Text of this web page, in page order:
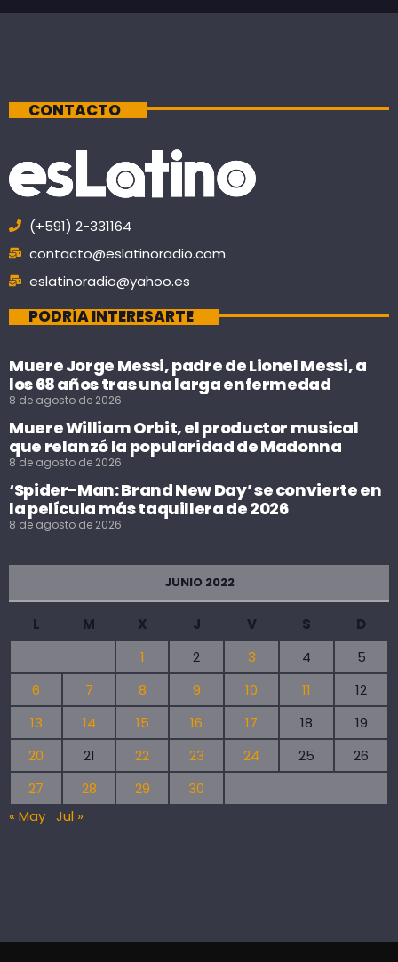
CONTACTO
(+591) 2-331164
contacto@eslatinoradio.com
eslatinoradio@yahoo.es
PODRÍA INTERESARTE
Muere Jorge Messi, padre de Lionel Messi, a
los 68 años tras una larga enfermedad
8 de agosto de 2026
Muere William Orbit, el productor musical
que relanzó la popularidad de Madonna
8 de agosto de 2026
‘Spider-Man: Brand New Day’ se convierte en
la película más taquillera de 2026
8 de agosto de 2026
JUNIO 2022
L M X J V S
D
1
2 3 4
5
6
7 8 9 10 11
12
13
14 15 16 17 18
19
20
21 22 23 24 25
26
27
28 29
30
« May Jul »